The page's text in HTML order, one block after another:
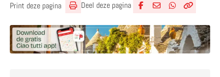
Print deze pagina Deel deze pagina